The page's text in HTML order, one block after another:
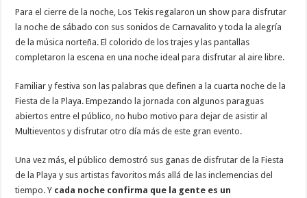
Para el cierre de la noche, Los Tekis regalaron un show para disfrutar
la noche de sábado con sus sonidos de Carnavalito y toda la alegría
de la música norteña. El colorido de los trajes y las pantallas
completaron la escena en una noche ideal para disfrutar al aire libre.
Familiar y festiva son las palabras que definen a la cuarta noche de la
Fiesta de la Playa. Empezando la jornada con algunos paraguas
abiertos entre el público, no hubo motivo para dejar de asistir al
Multieventos y disfrutar otro día más de este gran evento.
Una vez más, el público demostró sus ganas de disfrutar de la Fiesta
de la Playa y sus artistas favoritos más allá de las inclemencias del
tiempo. Y cada noche confirma que la gente es un